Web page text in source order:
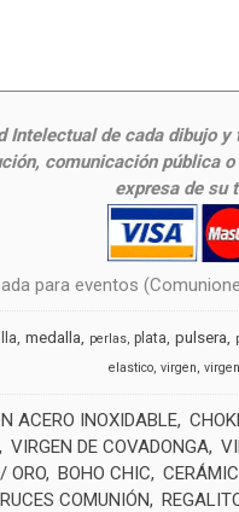
Intelectual de cada dibujo
comunicación
expresa de su
para eventos
medalla perlas plata pulsera
elastico virgen
ACERO INOXIDABLE
VIRGEN DE COVADONGA
ORO BOHO CHIC
COMUNIÓN